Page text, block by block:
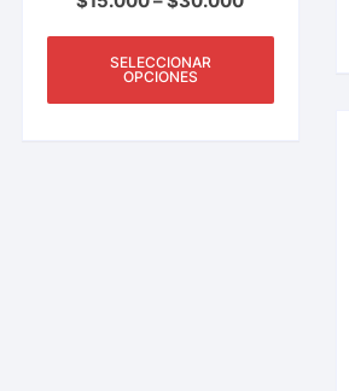
Arco Ideales Para Pesca
SELECCIONAR
OPCIONES